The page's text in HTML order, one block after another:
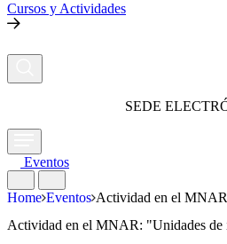
Cursos y Actividades
SEDE
Eventos
Home Eventos Actividad en el
Actividad en el MNAR: "Unidades de